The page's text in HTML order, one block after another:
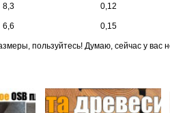
0,12
0,15
пользуйтесь! Думаю, сейчас у вас